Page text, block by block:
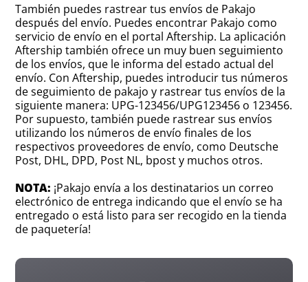
También puedes rastrear tus envíos de Pakajo
después del envío. Puedes encontrar Pakajo como
servicio de envío en el portal Aftership. La aplicación
Aftership también ofrece un muy buen seguimiento
de los envíos, que le informa del estado actual del
envío. Con Aftership, puedes introducir tus números
de seguimiento de pakajo y rastrear tus envíos de la
siguiente manera: UPG-123456/UPG123456 o 123456.
Por supuesto, también puede rastrear sus envíos
utilizando los números de envío finales de los
respectivos proveedores de envío, como Deutsche
Post, DHL, DPD, Post NL, bpost y muchos otros.
NOTA: ¡Pakajo envía a los destinatarios un correo
electrónico de entrega indicando que el envío se ha
entregado o está listo para ser recogido en la tienda
de paquetería!